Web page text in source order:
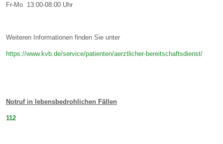
Fr-Mo 13:00-08:00 Uhr
Weiteren Informationen finden Sie unter
https://www.kvb.de/service/patienten/aerztlicher-bereitschaftsdienst/
Notruf in lebensbedrohlichen Fällen
112